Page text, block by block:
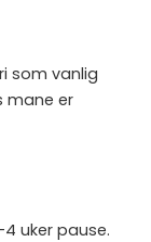
som vanlig
mane er
uker pause.